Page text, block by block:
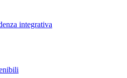
integrativa